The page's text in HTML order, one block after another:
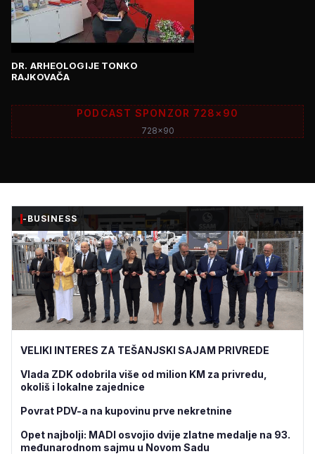
DR. ARHEOLOGIJE TONKO
RAJKOVAČA
PODCAST SPONZOR 728×90
728x90
-BUSINESS
VELIKI INTERES ZA TEŠANJSKI SAJAM PRIVREDE
Vlada ZDK odobrila više od milion KM za privredu,
okoliš i lokalne zajednice
Povrat PDV-a na kupovinu prve nekretnine
Opet najbolji: MADI osvojio dvije zlatne medalje na 93.
međunarodnom sajmu u Novom Sadu